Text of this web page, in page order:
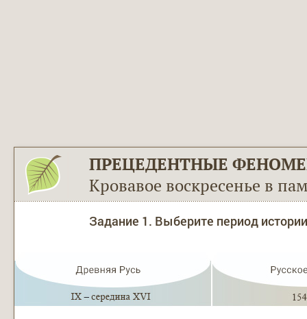
ПРЕЦЕДЕНТНЫЕ
Кровавое воскресенье в
Задание 1. Выберите период